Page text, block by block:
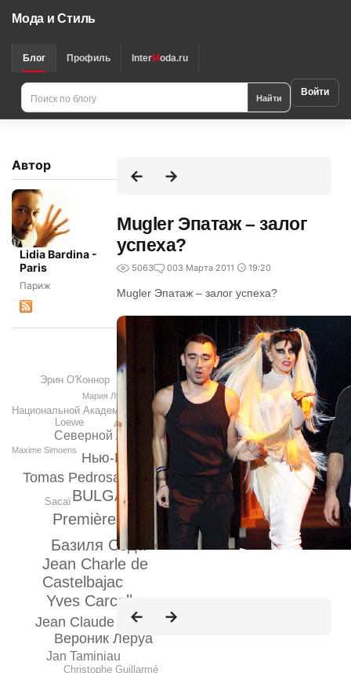
Мода и Стиль
Блог Профиль InterModa.ru
Найти Войти
Автор
Lidia Bardina -
Paris
Париж
Базиля Сода
Jean Charle de
Castelbajac
Première Vision
Yves Carcelle
BULGARI
Tomas Pedrosa Arques
Jean Claude Jitrois
Вероник Леруа
Нью-Йорк
Северной Африки
Jan Taminiau
Christophe Guillarmé
Национальной Академии Искусств
Sacaï
Loewe
Эрин О'Коннор
Andrée Putman
Мария Луиза
Chanel
Maxime Simoens
Mugler Эпатаж – залог
успеха?
5063 003 Марта 2011 19:20
Mugler Эпатаж – залог успеха?